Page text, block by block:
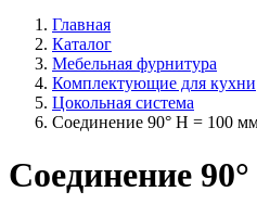
Главная
Каталог
Мебельная фурнитура
Комплектующие для кухни
Цокольная система
Соединение 90° H = 100
Соединение